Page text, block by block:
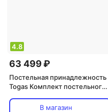
4.8
63 499 ₽
Постельная принадлежность
Togas Комплект постельного
В магазин